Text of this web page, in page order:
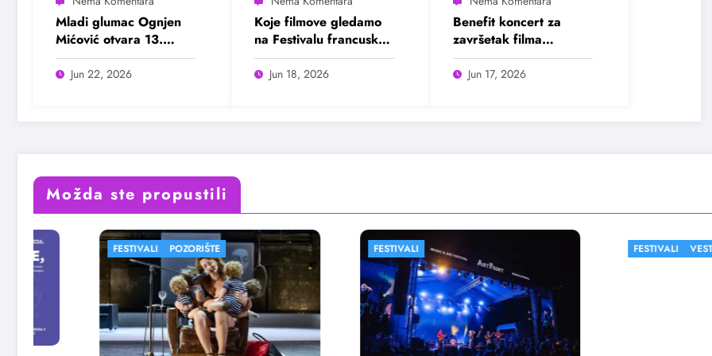
Mladi glumac Ognjen
Mićović otvara 13.
Bašta Fest
Jun 22, 2026
Koje filmove gledamo
na Festivalu francuskog
filma?
Jun 18, 2026
Benefit koncert za
završetak filma
„Dobar, loš, ilegalan“
Jun 17, 2026
Možda ste propustili
FESTIVALI POZORIŠTE FESTIVALI